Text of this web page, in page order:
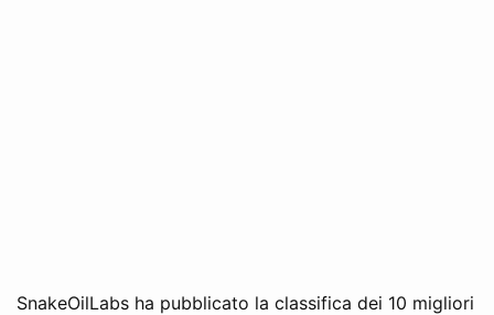
SnakeOilLabs ha pubblicato la classifica dei 10 migliori